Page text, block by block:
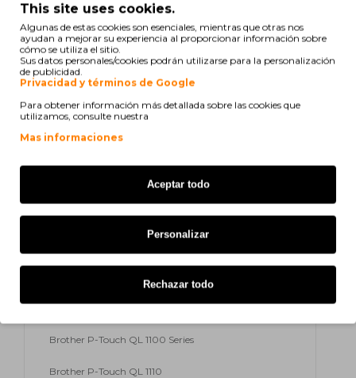
Brother P-Touch QL 650 TD
Brother P-Touch QL 700
Brother P-Touch QL 710 W
Brother P-Touch QL 720 NW
Brother P-Touch QL 710 WSP
Brother P-Touch QL 1060 NX
Brother P-Touch QL 1100 Series
Brother P-Touch QL 1110
This site uses cookies.
Algunas de estas cookies son esenciales, mientras que otras nos
ayudan a mejorar su experiencia al proporcionar información sobre
cómo se utiliza el sitio.
Sus datos personales/cookies podrán utilizarse para la personalización
de publicidad.
Privacidad y términos de Google
Para obtener información más detallada sobre las cookies que
utilizamos, consulte nuestra
Mas informaciones
Aceptar todo
Personalizar
Rechazar todo